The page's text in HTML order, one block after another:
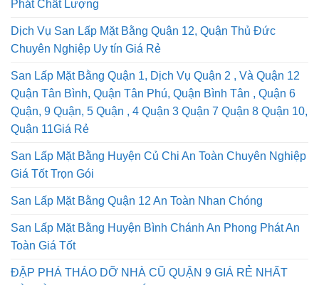
Phát Chất Lượng
Dịch Vụ San Lấp Mặt Bằng Quận 12, Quận Thủ Đức
Chuyên Nghiệp Uy tín Giá Rẻ
San Lấp Mặt Bằng Quận 1, Dịch Vụ Quận 2 , Và Quận 12
Quận Tân Bình, Quận Tân Phú, Quận Bình Tân , Quận 6
Quận, 9 Quận, 5 Quận , 4 Quận 3 Quận 7 Quận 8 Quận 10,
Quận 11Giá Rẻ
San Lấp Mặt Bằng Huyện Củ Chi An Toàn Chuyên Nghiệp
Giá Tốt Trọn Gói
San Lấp Mặt Bằng Quận 12 An Toàn Nhan Chóng
San Lấp Mặt Bằng Huyện Bình Chánh An Phong Phát An
Toàn Giá Tốt
ĐẬP PHÁ THÁO DỠ NHÀ CŨ QUẬN 9 GIÁ RẺ NHẤT